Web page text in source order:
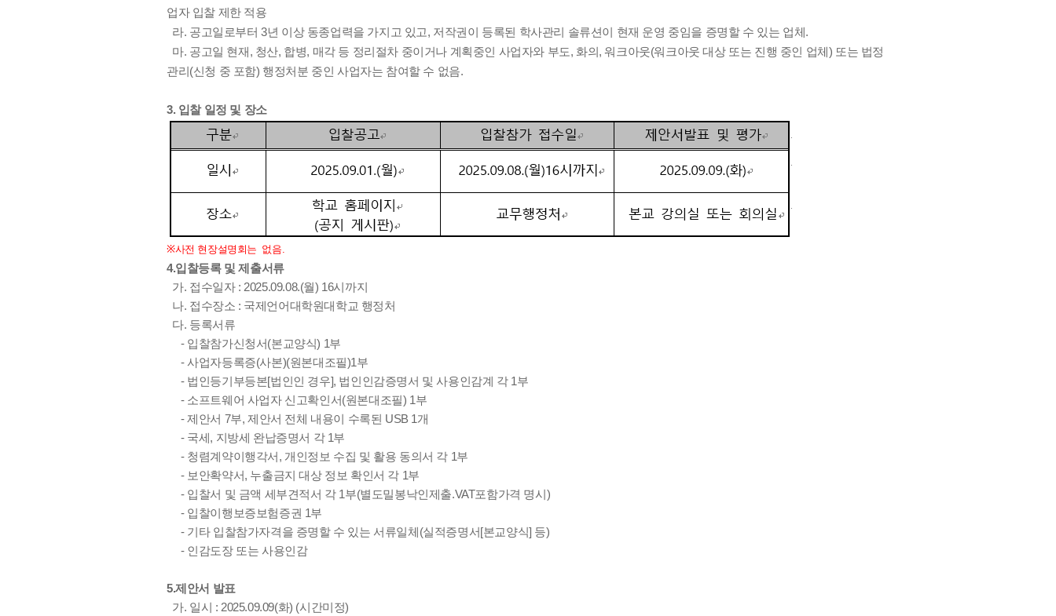
업자 입찰 제한 적용
라. 공고일로부터 3년 이상 동종업력을 가지고 있고, 저작권이 등록된 학사관리 솔류션이 현재 운영 중임을 증명할 수 있는 업체.
마. 공고일 현재, 청산, 합병, 매각 등 정리절차 중이거나 계획중인 사업자와 부도, 화의, 워크아웃(워크아웃 대상 또는 진행 중인 업체) 또는 법정
관리(신청 중 포함) 행정처분 중인 사업자는 참여할 수 없음.
3. 입찰 일정 및 장소
※사전 현장설명회는 없음.
4.입찰등록 및 제출서류
가. 접수일자 : 2025.09.08.(월) 16시까지
나. 접수장소 : 국제언어대학원대학교 행정처
다. 등록서류
- 입찰참가신청서(본교양식) 1부
- 사업자등록증(사본)(원본대조필)1부
- 법인등기부등본[법인인 경우], 법인인감증명서 및 사용인감계 각 1부
- 소프트웨어 사업자 신고확인서(원본대조필) 1부
- 제안서 7부, 제안서 전체 내용이 수록된 USB 1개
- 국세, 지방세 완납증명서 각 1부
- 청렴계약이행각서, 개인정보 수집 및 활용 동의서 각 1부
- 보안확약서, 누출금지 대상 정보 확인서 각 1부
- 입찰서 및 금액 세부견적서 각 1부(별도밀봉낙인제출.VAT포함가격 명시)
- 입찰이행보증보험증권 1부
- 기타 입찰참가자격을 증명할 수 있는 서류일체(실적증명서[본교양식] 등)
- 인감도장 또는 사용인감
5.제안서 발표
가. 일시 : 2025.09.09(화) (시간미정)